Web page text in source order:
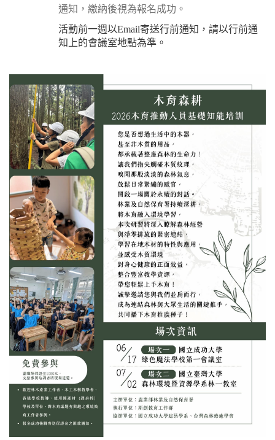
通知，繳納後視為報名成功。
活動前一週以Email寄送行前通知，請以行前通
知上的會議室地點為準。